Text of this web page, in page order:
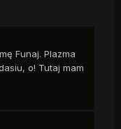
Funaj. Plazma
o! Tutaj mam